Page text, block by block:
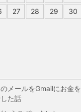
27 28 29
30
メールをGmailにお金を
た話